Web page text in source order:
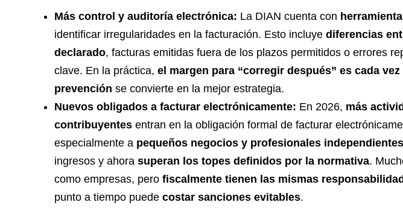
Más control y auditoría electrónica: La DIAN cuenta con
identificar irregularidades en la facturación. Esto incluye diferencias
declarado, facturas emitidas fuera de los plazos permitidos o errores
clave. En la práctica, el margen para “corregir después” es cada
prevención se convierte en la mejor estrategia.
Nuevos obligados a facturar electrónicamente: En 2026, más
contribuyentes entran en la obligación formal de facturar
especialmente a pequeños negocios y profesionales independientes
ingresos y ahora superan los topes definidos por la normativa.
como empresas, pero fiscalmente tienen las mismas
punto a tiempo puede costar sanciones evitables.